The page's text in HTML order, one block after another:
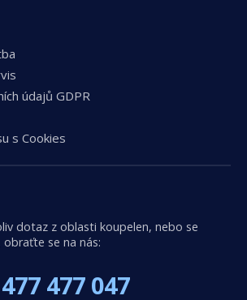
údajů GDPR
s Cookies
dotaz z oblasti koupelen, nebo se
se na nás:
477 047